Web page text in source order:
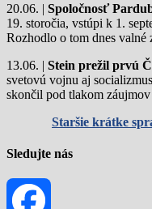
20.06. | Spoločnosť
19. storočia, vstúpi k 1.
Rozhodlo o tom dnes valné
13.06. | Stein prežil prvú
svetovú vojnu aj
skončil pod tlakom
Staršie krátke
Sledujte nás